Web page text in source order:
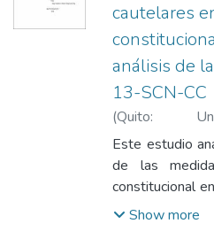
cautelares
análisis de
13-SCN-CC
(Quito:
Indoamérica,
Santiago
Francisco David
Este estudio
de las
constitucional
objetivo
Show more